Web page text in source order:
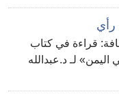
رأي
قراءة في كتاب
اليمن» لـ د.عبدالله